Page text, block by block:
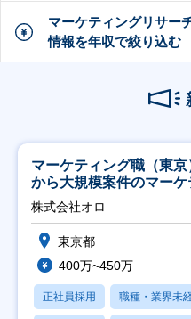
マーケティングリサー
情報を年収で絞り込む
マーケティング職（東
から大規模案件のマー
修充実】
株式会社オロ
東京都
400万~450万
正社員採用 職種・業界未